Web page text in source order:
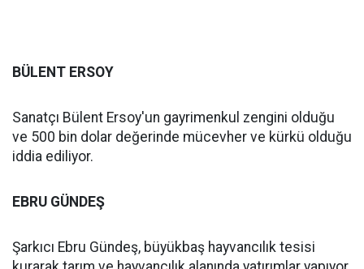
BÜLENT ERSOY
Sanatçı Bülent Ersoy'un gayrimenkul zengini olduğu
ve 500 bin dolar değerinde mücevher ve kürkü olduğu
iddia ediliyor.
EBRU GÜNDEŞ
Şarkıcı Ebru Gündeş, büyükbaş hayvancılık tesisi